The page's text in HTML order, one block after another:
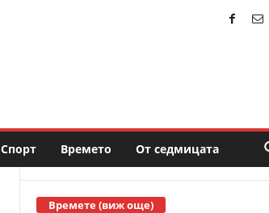
Спорт Времето От седмицата
Времете (виж още)